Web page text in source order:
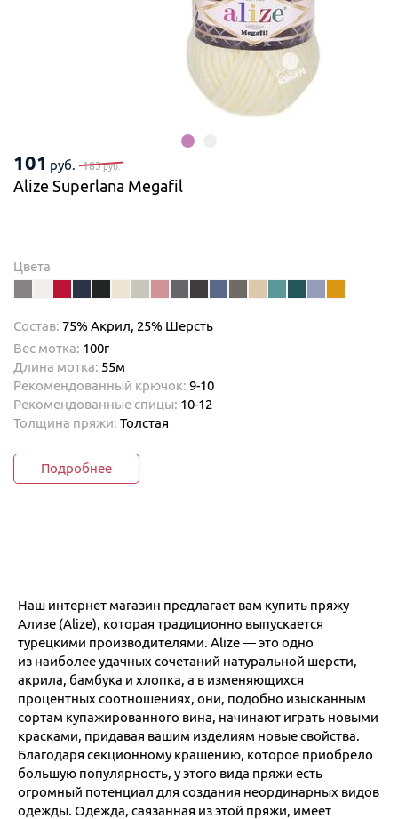
101 руб. 183руб.
Alize Superlana Megafil
Цвета
Состав: 75% Акрил, 25% Шерсть
Вес мотка: 100г
Длина мотка: 55м
Рекомендованный крючок: 9-10
Рекомендованные спицы: 10-12
Толщина пряжи: Толстая
Подробнее
Наш интернет магазин предлагает вам купить пряжу
Ализе (Alize), которая традиционно выпускается
турецкими производителями. Alize — это одно
из наиболее удачных сочетаний натуральной шерсти,
акрила, бамбука и хлопка, а в изменяющихся
процентных соотношениях, они, подобно изысканным
сортам купажированного вина, начинают играть новыми
красками, придавая вашим изделиям новые свойства.
Благодаря секционному крашению, которое приобрело
большую популярность, у этого вида пряжи есть
огромный потенциал для создания неординарных видов
одежды. Одежда, саязанная из этой пряжи, имеет